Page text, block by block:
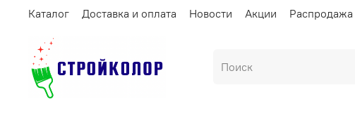
Каталог Доставка и оплата Новости Акции Распродажа